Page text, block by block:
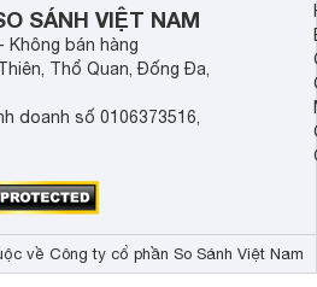
SÁNH VIỆT NAM
Không bán hàng
Thổ Quan, Đống Đa,
doanh số 0106373516,
về Công ty cổ phần So Sánh Việt Nam